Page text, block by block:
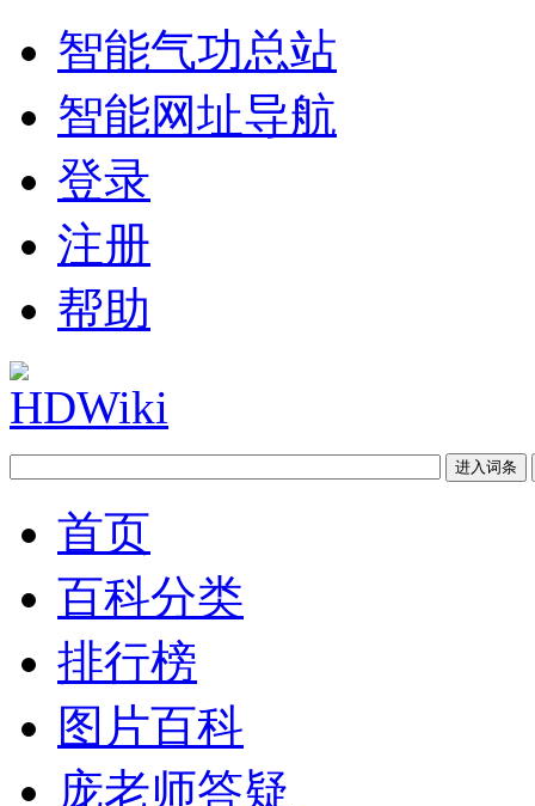
智能气功总站
智能网址导航
登录
注册
帮助
首页
百科分类
排行榜
图片百科
庞老师答疑